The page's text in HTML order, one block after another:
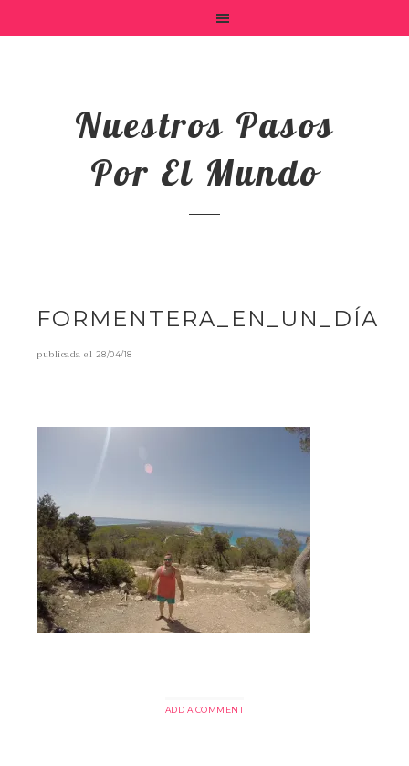
Nuestros Pasos
Por El Mundo
FORMENTERA_EN_UN_DÍA
publicada el 28/04/18
ADD A COMMENT